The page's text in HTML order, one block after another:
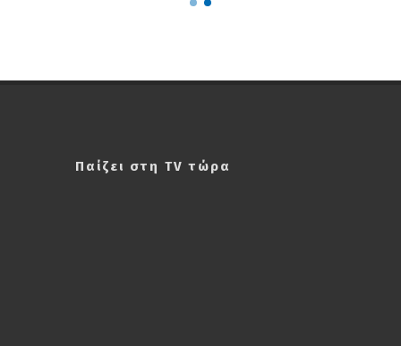
Παίζει στη TV τώρα